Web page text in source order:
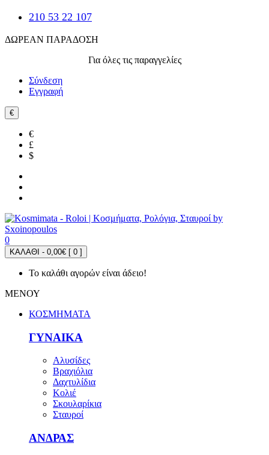
210 53 22 107
ΔΩΡΕΑΝ ΠΑΡΑΔΟΣΗ
Για όλες τις παραγγελίες
Σύνδεση
Εγγραφή
€
€
£
$
0
ΚΑΛΑΘΙ - 0,00€ [ 0 ]
Το καλάθι αγορών είναι άδειο!
ΜΕΝΟΥ
ΚΟΣΜΗΜΑΤΑ
ΓΥΝΑΙΚΑ
Αλυσίδες
Βραχιόλια
Δαχτυλίδια
Κολιέ
Σκουλαρίκια
Σταυροί
ΑΝΔΡΑΣ